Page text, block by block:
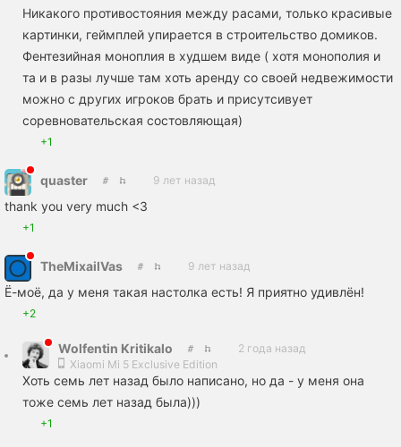
Никакого противостояния между расами, только красивые
картинки, геймплей упирается в строительство домиков.
Фентезийная моноплия в худшем виде ( хотя монополия и
та и в разы лучше там хоть аренду со своей недвежимости
можно с других игроков брать и присутсивует
соревновательская состовляющая)
+1
quaster 9 лет назад
thank you very much <3
+1
TheMixailVas 9 лет назад
Ё-моё, да у меня такая настолка есть! Я приятно удивлён!
+2
Wolfеntin Kritikalo
2 года назад
Xiaomi Mi 5 Exclusive Edition
Хоть семь лет назад было написано, но да - у меня она
тоже семь лет назад была)))
+1